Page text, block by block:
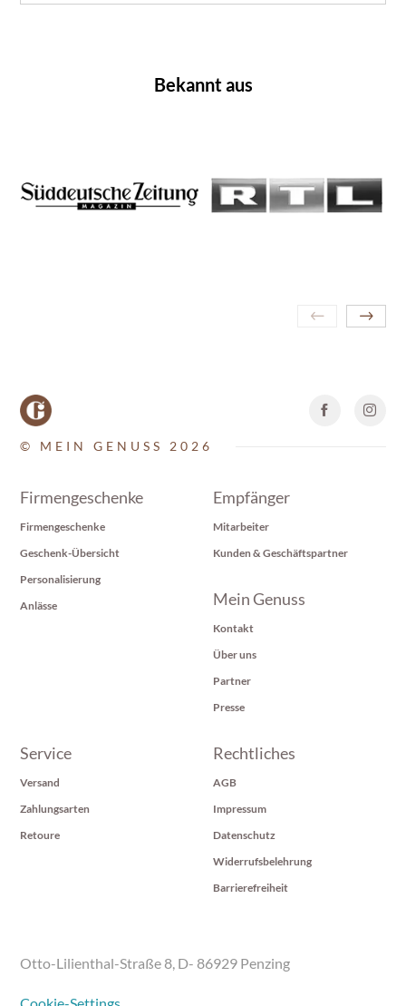
Bekannt aus
© MEIN GENUSS 2026
Firmengeschenke
Firmengeschenke
Geschenk-Übersicht
Personalisierung
Anlässe
Empfänger
Mitarbeiter
Kunden & Geschäftspartner
Mein Genuss
Kontakt
Über uns
Partner
Presse
Service
Versand
Zahlungsarten
Retoure
Rechtliches
AGB
Impressum
Datenschutz
Widerrufsbelehrung
Barrierefreiheit
Otto-Lilienthal-Straße 8, D- 86929 Penzing